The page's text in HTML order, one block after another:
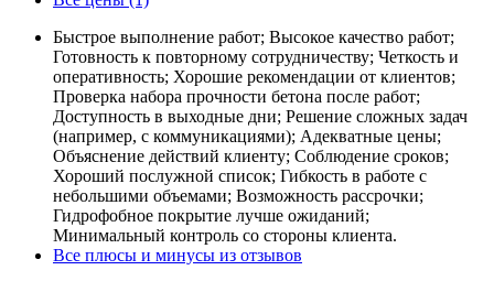
Быстрое выполнение работ; Высокое качество работ;
Готовность к повторному сотрудничеству; Четкость и
оперативность; Хорошие рекомендации от клиентов;
Проверка набора прочности бетона после работ;
Доступность в выходные дни; Решение сложных задач
(например, с коммуникациями); Адекватные цены;
Объяснение действий клиенту; Соблюдение сроков;
Хороший послужной список; Гибкость в работе с
небольшими объемами; Возможность рассрочки;
Гидрофобное покрытие лучше ожиданий;
Минимальный контроль со стороны клиента.
Все плюсы и минусы из отзывов